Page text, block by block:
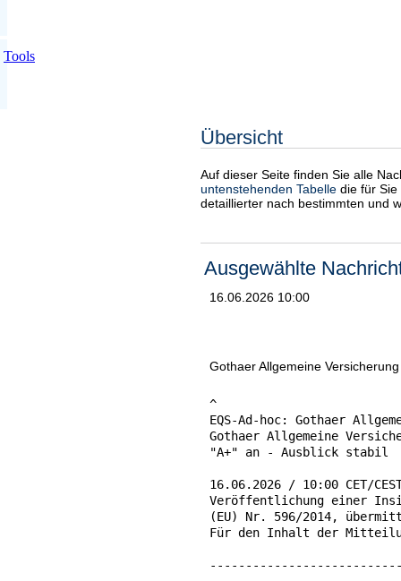
Tools
Übersicht
Auf dieser Seite finden Sie alle
untenstehenden Tabelle die für
detaillierter nach bestimmten und
Ausgewählte
16.06.2026 10:00
Gothaer Allgemeine
^
EQS-Ad-hoc: Gothaer
Gothaer Allgemeine
"A+" an - Ausblick stabil
16.06.2026 / 10:00 CET/
Veröffentlichung einer
(EU) Nr. 596/2014,
Für den Inhalt der